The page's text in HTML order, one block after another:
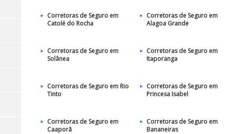
Corretoras de Seguro em
Catolé do Rocha
Corretoras de Seguro em
Alagoa Grande
Corretoras de Seguro em
Solânea
Corretoras de Seguro em
Itaporanga
Corretoras de Seguro em Rio
Tinto
Corretoras de Seguro em
Princesa Isabel
Corretoras de Seguro em
Caaporã
Corretoras de Seguro em
Bananeiras